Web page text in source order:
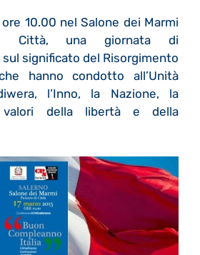
10.00 nel Salone dei Marmi
Città, una giornata di
significato del Risorgimento
hanno condotto all’Unità
l’Inno, la Nazione, la
valori della libertà e della